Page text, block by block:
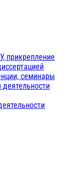
прикрепление
семинары